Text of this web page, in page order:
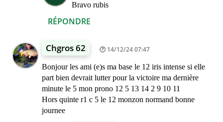
RÉPONDRE
Bravo rubis
Chgros 62 14/12/24 07:47
Bonjour les ami (e)s ma base le 12 iris intense si elle
part bien devrait lutter pour la victoire ma dernière
minute le 5 mon prono 12 5 13 14 2 9 10 11
Hors quinte r1 c 5 le 12 monzon normand bonne
journee